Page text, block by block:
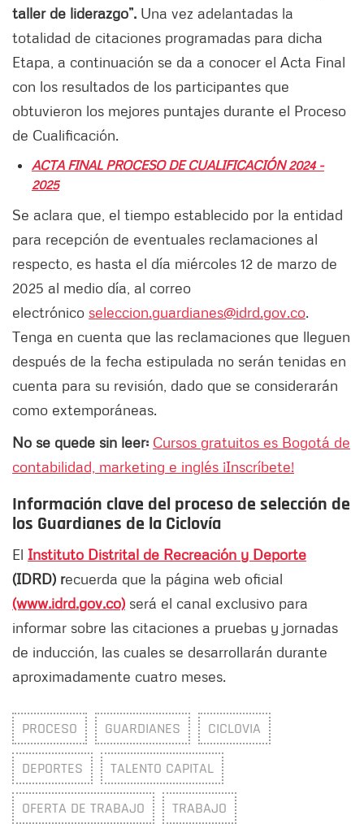
taller de liderazgo”. Una vez adelantadas la
totalidad de citaciones programadas para dicha
Etapa, a continuación se da a conocer el Acta Final
con los resultados de los participantes que
obtuvieron los mejores puntajes durante el Proceso
de Cualificación.
ACTA FINAL PROCESO DE CUALIFICACIÓN 2024 -
2025
Se aclara que, el tiempo establecido por la entidad
para recepción de eventuales reclamaciones al
respecto, es hasta el día miércoles 12 de marzo de
2025 al medio día, al correo
electrónico seleccion.guardianes@idrd.gov.co.
Tenga en cuenta que las reclamaciones que lleguen
después de la fecha estipulada no serán tenidas en
cuenta para su revisión, dado que se considerarán
como extemporáneas.
No se quede sin leer: Cursos gratuitos es Bogotá de
contabilidad, marketing e inglés ¡Inscríbete!
Información clave del proceso de selección de
los Guardianes de la Ciclovía
El Instituto Distrital de Recreación y Deporte
(IDRD) recuerda que la página web oficial
(www.idrd.gov.co) será el canal exclusivo para
informar sobre las citaciones a pruebas y jornadas
de inducción, las cuales se desarrollarán durante
aproximadamente cuatro meses.
PROCESO GUARDIANES CICLOVIA
DEPORTES TALENTO CAPITAL
OFERTA DE TRABAJO TRABAJO